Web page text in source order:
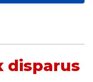
disparus